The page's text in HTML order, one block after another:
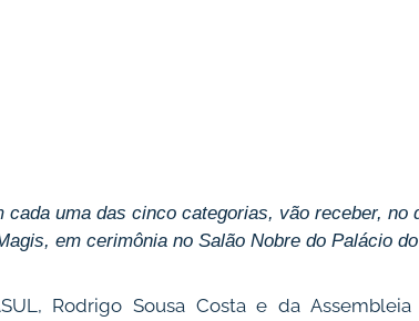
uma das cinco categorias, vão receber, no
em cerimônia no Salão Nobre do Palácio
Rodrigo Sousa Costa e da